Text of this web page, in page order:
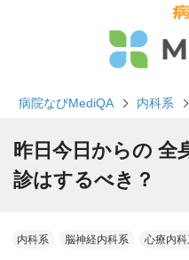
病院なびMediQA 内科系
昨日今日からの 全
診はするべき？
内科系 脳神経内科系 心療内